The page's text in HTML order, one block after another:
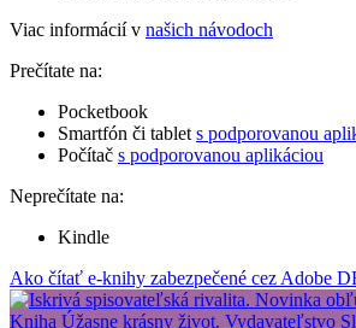
Viac informácií v našich návodoch
Prečítate na:
Pocketbook
Smartfón či tablet s podporovanou
Počítač s podporovanou aplikáciou
Neprečítate na:
Kindle
Ako čítať e-knihy zabezpečené cez Adobe